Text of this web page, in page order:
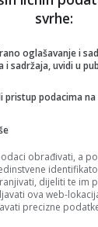
svrhe:
oglašavanje i
i sadržaja, uvidi u
pristup podacima
obrađivati, a
dijeliti te im
ova web-
precizne